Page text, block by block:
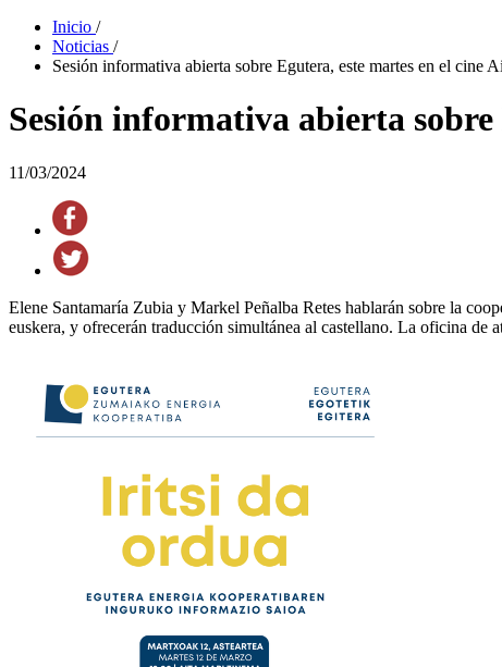
Inicio /
Noticias /
Sesión informativa abierta sobre Egutera, este martes en el cine
Sesión informativa abierta
11/03/2024
Elene Santamaría Zubia y Markel Peñalba Retes hablarán sobre la
euskera, y ofrecerán traducción simultánea al castellano. La oficina de